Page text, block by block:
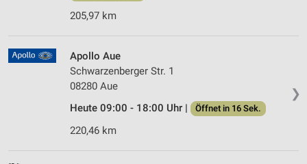
205,97 km
❯
Apollo Aue
Schwarzenberger Str. 1
08280 Aue
Heute 09:00 - 18:00 Uhr |
Öffnet in 16 Sek.
220,46 km